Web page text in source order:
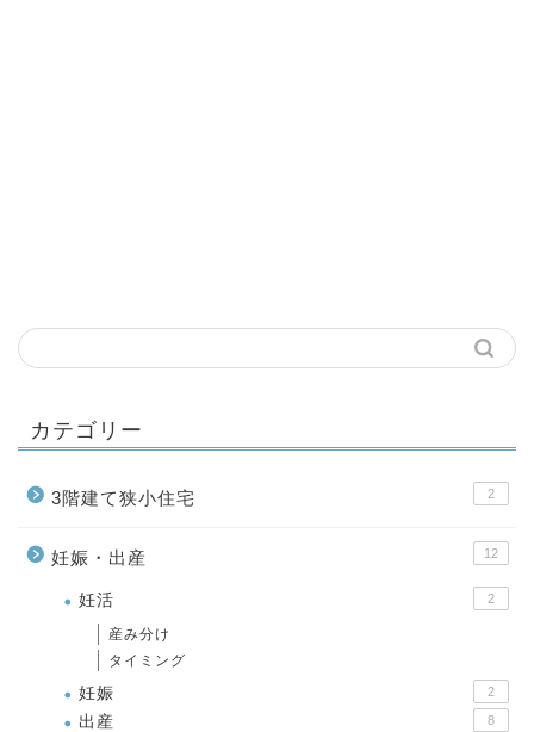
カテゴリー
3階建て狭小住宅 2
妊娠・出産 12
妊活 2
産み分け
タイミング
妊娠 2
出産 8